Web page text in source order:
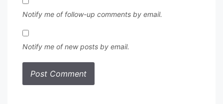
Notify me of follow-up comments by email.
Notify me of new posts by email.